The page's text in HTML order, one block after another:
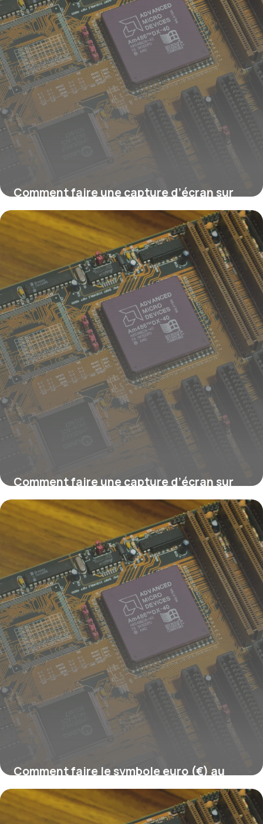
Comment faire une capture d’écran sur
Mac ?
16 juillet 2026
Comment faire une capture d’écran sur
Windows ?
16 juillet 2026
Comment faire le symbole euro (€) au
clavier ?
16 juillet 2026